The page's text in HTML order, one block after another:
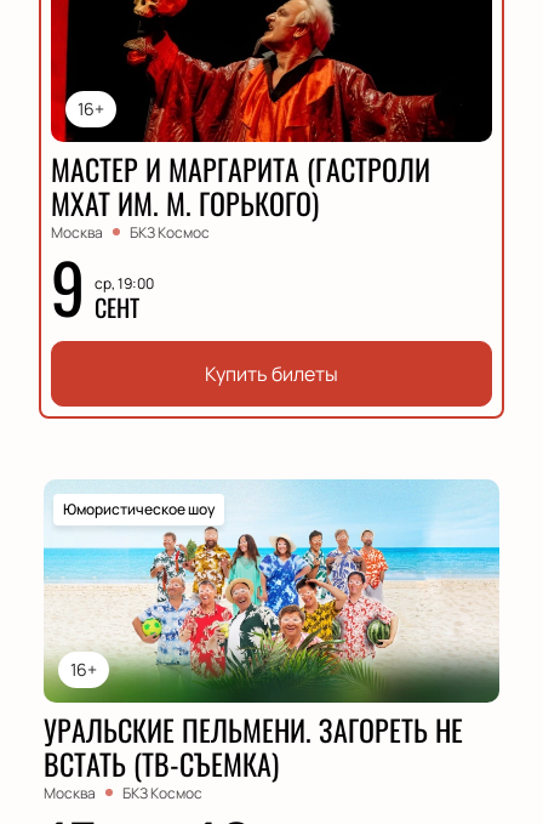
16+
МАСТЕР И МАРГАРИТА (ГАСТРОЛИ
МХАТ ИМ. М. ГОРЬКОГО)
Москва БКЗ Космос
9 ср, 19:00
СЕНТ
Купить билеты
16+
Юмористическое шоу
УРАЛЬСКИЕ ПЕЛЬМЕНИ. ЗАГОРЕТЬ НЕ
ВСТАТЬ (ТВ-СЪЕМКА)
Москва БКЗ Космос